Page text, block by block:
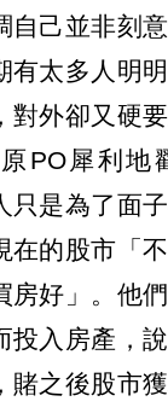
自己並非刻
有太多人明
對外卻又硬
PO犀利地
只是為了面
在的股市「
房好」。他
投入房產，
賭之後股市